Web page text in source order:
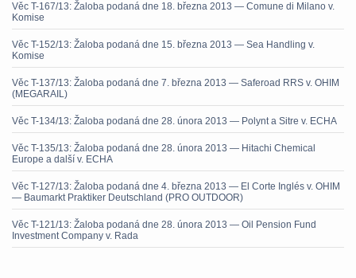
Věc T-167/13: Žaloba podaná dne 18. března 2013 — Comune di Milano v.
Komise
Věc T-152/13: Žaloba podaná dne 15. března 2013 — Sea Handling v.
Komise
Věc T-137/13: Žaloba podaná dne 7. března 2013 — Saferoad RRS v. OHIM
(MEGARAIL)
Věc T-134/13: Žaloba podaná dne 28. února 2013 — Polynt a Sitre v. ECHA
Věc T-135/13: Žaloba podaná dne 28. února 2013 — Hitachi Chemical
Europe a další v. ECHA
Věc T-127/13: Žaloba podaná dne 4. března 2013 — El Corte Inglés v. OHIM
— Baumarkt Praktiker Deutschland (PRO OUTDOOR)
Věc T-121/13: Žaloba podaná dne 28. února 2013 — Oil Pension Fund
Investment Company v. Rada